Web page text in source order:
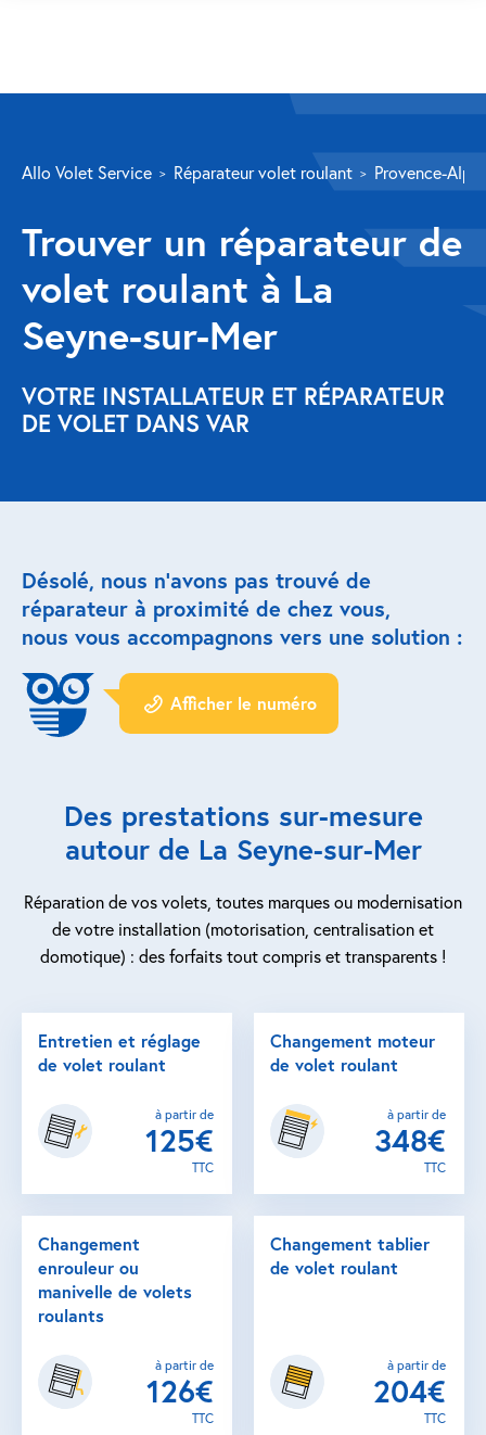
Volet roulant
Réparation
Volet roulant Velux
Au-delà de la fenêtre
Réparation store banne
Réparation portail
Modernisation et domotique
Centralisation volets roulants
Motoriser un volet roulant
ESPACE PRO
Nous recrutons
QUI SOMMES-NOUS ?
Allo Volet Service Réparateur volet roulant Provence-
Trouver un réparateur de
volet roulant à La
Seyne-sur-Mer
VOTRE INSTALLATEUR ET RÉPARATEUR
DE VOLET DANS VAR
Désolé, nous n’avons pas trouvé de
réparateur à proximité de chez vous,
nous vous accompagnons vers une solution :
Afficher le numéro
Des prestations sur-mesure
autour de La Seyne-sur-Mer
Réparation de vos volets, toutes marques ou modernisation
de votre installation (motorisation, centralisation et
domotique) : des forfaits tout compris et transparents !
Entretien et réglage
de volet roulant
à partir de
125€
TTC
Changement moteur
de volet roulant
à partir de
348€
TTC
Changement
enrouleur ou
manivelle de volets
roulants
à partir de
126€
TTC
Changement tablier
de volet roulant
à partir de
204€
TTC